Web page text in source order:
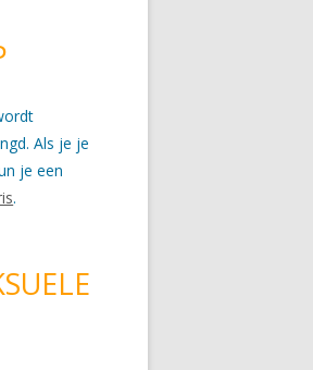
Als je je
je een
.